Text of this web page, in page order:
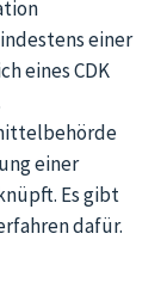
einer
eines CDK
einer
Es gibt
dafür.